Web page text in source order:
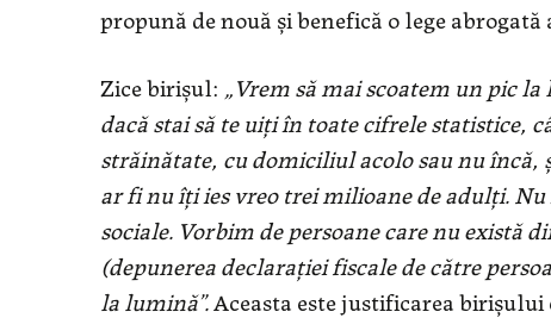
propună de nouă și benefică o lege abrogată
Zice birișul: „Vrem să mai scoatem un pic
dacă stai să te uiți în toate cifrele
străinătate, cu domiciliul acolo sau nu
ar fi nu îți ies vreo trei milioane de adulți.
sociale. Vorbim de persoane care nu există
(depunerea declarației fiscale de către
la lumină”.Aceasta este justificarea